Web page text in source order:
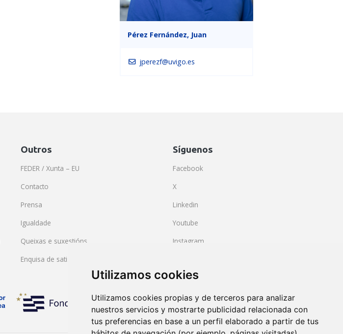
Utilizamos cookies
Utilizamos cookies propias y de terceros para analizar
nuestros servicios y mostrarte publicidad relacionada con
tus preferencias en base a un perfil elaborado a partir de tus
Pérez Fernández, Juan
jperezf@uvigo.es
Outros
FEDER / Xunta – EU
Contacto
Prensa
Igualdade
Queixas e suxestións
Enquisa de satisfacción
Síguenos
Facebook
X
Linkedin
Youtube
Instagram